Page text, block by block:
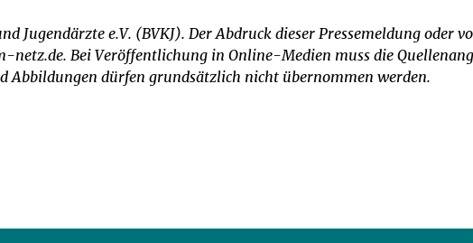
Jugendärzte e.V. (BVKJ). Der Abdruck dieser Pressemeldung oder
Bei Veröffentlichung in Online-Medien muss die
Abbildungen dürfen grundsätzlich nicht übernommen werden.